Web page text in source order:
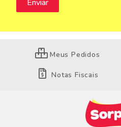
Meus Pedidos
Notas Fiscais